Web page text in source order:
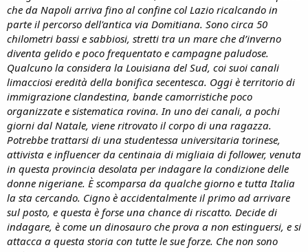
n
e
che da Napoli arriva fino al confine col Lazio ricalcando in
parte il percorso dell'antica via Domitiana. Sono circa 50
chilometri bassi e sabbiosi, stretti tra un mare che d’inverno
diventa gelido e poco frequentato e campagne paludose.
Qualcuno la considera la Louisiana del Sud, coi suoi canali
limacciosi eredità della bonifica secentesca. Oggi è territorio di
immigrazione clandestina, bande camorristiche poco
organizzate e sistematica rovina. In uno dei canali, a pochi
giorni dal Natale, viene ritrovato il corpo di una ragazza.
Potrebbe trattarsi di una studentessa universitaria torinese,
attivista e influencer da centinaia di migliaia di follower, venuta
in questa provincia desolata per indagare la condizione delle
donne nigeriane. È scomparsa da qualche giorno e tutta Italia
la sta cercando. Cigno è accidentalmente il primo ad arrivare
sul posto, e questa è forse una chance di riscatto. Decide di
indagare, è come un dinosauro che prova a non estinguersi, e si
attacca a questa storia con tutte le sue forze. Che non sono